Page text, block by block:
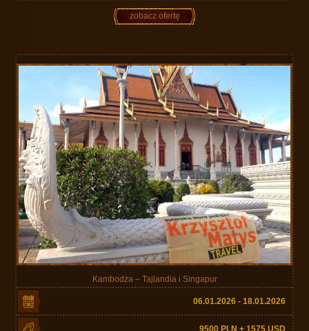
zobacz ofertę
Kambodża – Tajlandia i Singapur
06.01.2026 - 18.01.2026
9500 PLN + 1575 USD